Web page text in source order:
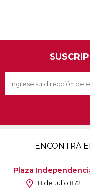
ENCONTRÁ
Plaza
18 de Julio 872